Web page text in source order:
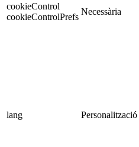
cookieControl
cookieControlPrefs
Necessària
lang Personalització